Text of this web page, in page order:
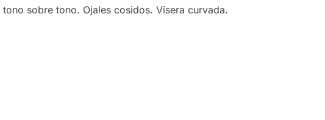
sobre tono. Ojales cosidos. Visera curvada.